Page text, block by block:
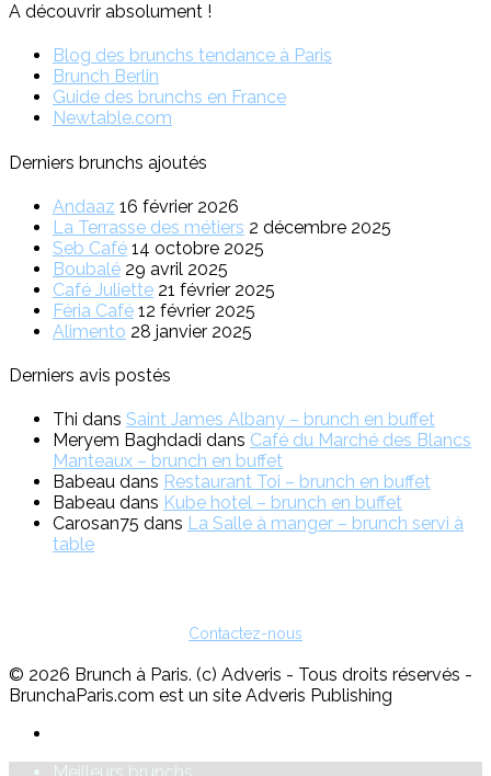
A découvrir absolument !
Blog des brunchs tendance à Paris
Brunch Berlin
Guide des brunchs en France
Newtable.com
Derniers brunchs ajoutés
Andaaz 16 février 2026
La Terrasse des métiers 2 décembre 2025
Seb Café 14 octobre 2025
Boubalé 29 avril 2025
Café Juliette 21 février 2025
Féria Café 12 février 2025
Alimento 28 janvier 2025
Derniers avis postés
Thi dans Saint James Albany – brunch en buffet
Meryem Baghdadi dans Café du Marché des Blancs
Manteaux – brunch en buffet
Babeau dans Restaurant Toi – brunch en buffet
Babeau dans Kube hotel – brunch en buffet
Carosan75 dans La Salle à manger – brunch servi à
table
Contactez-nous
© 2026 Brunch à Paris. (c) Adveris - Tous droits réservés -
BrunchaParis.com est un site Adveris Publishing